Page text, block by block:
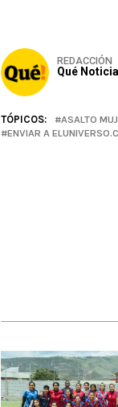
REDACCIÓN
Qué
TÓPICOS: ASALTO
ENVIAR A